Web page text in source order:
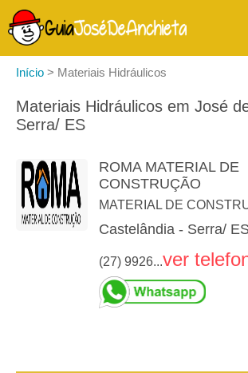
Início > Materiais Hidráulicos
Materiais Hidráulicos em José
Serra/ ES
ROMA MATERIAL DE
CONSTRUÇÃO
MATERIAL DE
Castelândia - Serra/
(27) 9926...ver